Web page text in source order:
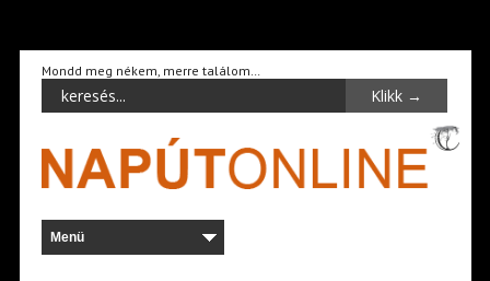
Mondd meg nékem, merre találom…